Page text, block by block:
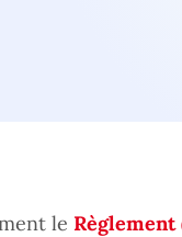
le Règlement